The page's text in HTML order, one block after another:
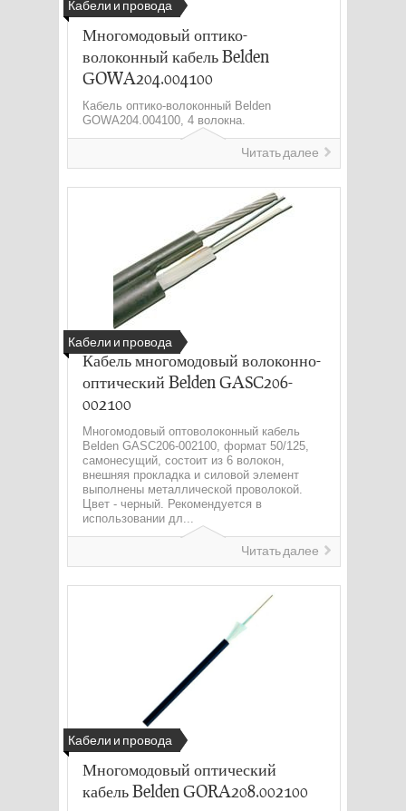
Кабели и провода
Многомодовый оптико-
волоконный кабель Belden
GOWA204.004100
Кабель оптико-волоконный Belden
GOWA204.004100, 4 волокна.
Читать далее
Кабели и провода
Кабель многомодовый волоконно-
оптический Belden GASC206-
002100
Многомодовый оптоволоконный кабель
Belden GASC206-002100, формат 50/125,
самонесущий, состоит из 6 волокон,
внешняя прокладка и силовой элемент
выполнены металлической проволокой.
Цвет - черный. Рекомендуется в
использовании дл...
Читать далее
Кабели и провода
Многомодовый оптический
кабель Belden GORA208.002100